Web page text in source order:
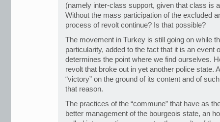
(namely inter-class support, given that class is
Without the mass participation of the excluded
process of revolt continue? Is that possible?
The movement in Turkey is still going on while
particularity, added to the fact that it is an event
determines the point where we find ourselves.
revolt that broke out in yet another police state.
“victory” on the ground of its content and of
that reason.
The practices of the “commune” that have as
better management of the bourgeois state, an